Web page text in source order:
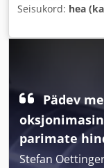
Seisukord: hea
Pädev
parimate
Stefan